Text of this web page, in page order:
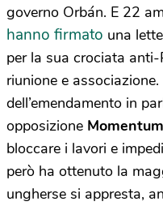
governo Orbán. E 22
hanno firmato una
per la sua crociata
riunione e
dell’emendamento in
opposizione Momentum
bloccare i lavori e
però ha ottenuto la
ungherse si appresta,